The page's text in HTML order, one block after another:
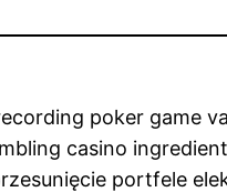
poker game
casino
portfele